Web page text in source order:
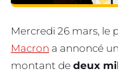
Mercredi 26 mars, le
Macron a annoncé
montant de deux